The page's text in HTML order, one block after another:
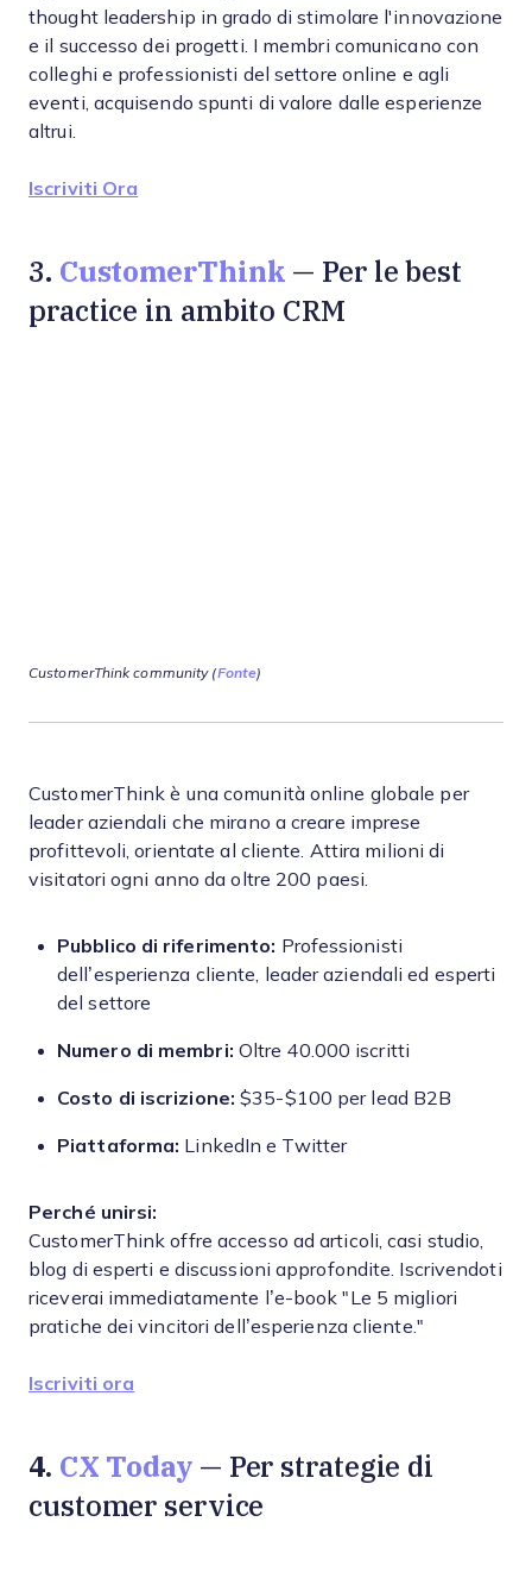
thought leadership in grado di stimolare l'innovazione
e il successo dei progetti. I membri comunicano con
colleghi e professionisti del settore online e agli
eventi, acquisendo spunti di valore dalle esperienze
altrui.
Iscriviti Ora
3. CustomerThink — Per le best
practice in ambito CRM
CustomerThink community (Fonte)
CustomerThink è una comunità online globale per
leader aziendali che mirano a creare imprese
profittevoli, orientate al cliente. Attira milioni di
visitatori ogni anno da oltre 200 paesi.
Pubblico di riferimento: Professionisti
dell’esperienza cliente, leader aziendali ed esperti
del settore
Numero di membri: Oltre 40.000 iscritti
Costo di iscrizione:$35-$100 per lead B2B
Piattaforma: LinkedIn e Twitter
Perché unirsi:
CustomerThink offre accesso ad articoli, casi studio,
blog di esperti e discussioni approfondite. Iscrivendoti
riceverai immediatamente l’e-book "Le 5 migliori
pratiche dei vincitori dell’esperienza cliente."
Iscriviti ora
4. CX Today— Per strategie di
customer service